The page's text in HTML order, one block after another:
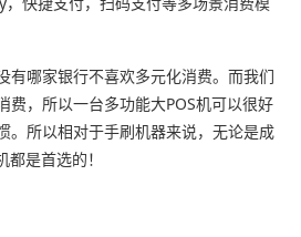
有哪家银行不喜欢多元化消费。而我们
费，所以一台多功能大POS机可以很好
。所以相对于手刷机器来说，无论是成
是首选的！